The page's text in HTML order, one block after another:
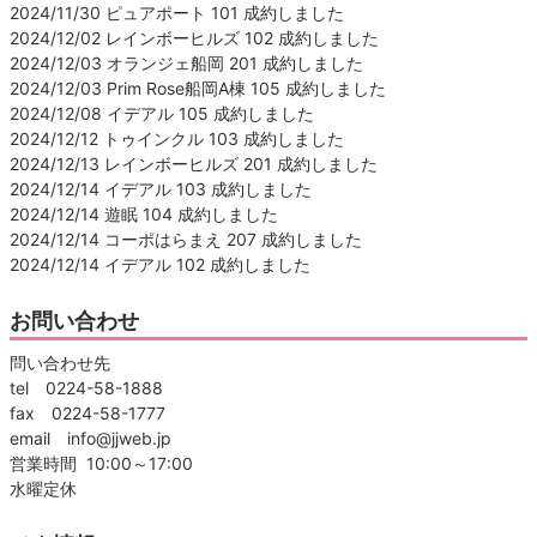
2024/11/30 ピュアポート 101 成約しました
2024/12/02 レインボーヒルズ 102 成約しました
2024/12/03 オランジェ船岡 201 成約しました
2024/12/03 Prim Rose船岡A棟 105 成約しました
2024/12/08 イデアル 105 成約しました
2024/12/12 トゥインクル 103 成約しました
2024/12/13 レインボーヒルズ 201 成約しました
2024/12/14 イデアル 103 成約しました
2024/12/14 遊眠 104 成約しました
2024/12/14 コーポはらまえ 207 成約しました
2024/12/14 イデアル 102 成約しました
お問い合わせ
問い合わせ先
tel 0224-58-1888
fax 0224-58-1777
email info@jjweb.jp
営業時間 10:00～17:00
水曜定休